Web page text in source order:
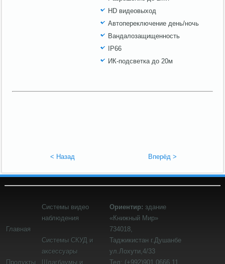
HD видеовыход
Автопереключение день/ночь
Вандалозащищенность
IP66
ИК-подсветка до 20м
< Назад Вперёд >
Главная
Продукты
Системы видео
наблюдения
Системы СКУД и
аксессуары
Шлагбаумы и
Ориентир: здание
«Книжный Мир»
734018,
Таджикистан г.Душанбе
ул.Лохути,4/33
Тел: (+992)901 0666 11